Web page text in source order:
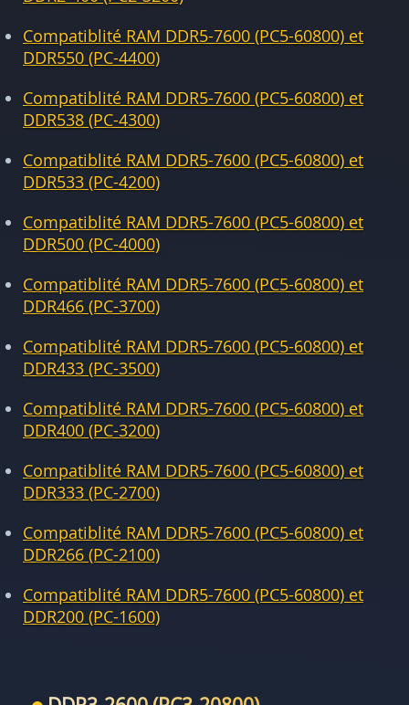
Compatiblité RAM DDR5-7600 (PC5-60800) et
DDR550 (PC-4400)
Compatiblité RAM DDR5-7600 (PC5-60800) et
DDR538 (PC-4300)
Compatiblité RAM DDR5-7600 (PC5-60800) et
DDR533 (PC-4200)
Compatiblité RAM DDR5-7600 (PC5-60800) et
DDR500 (PC-4000)
Compatiblité RAM DDR5-7600 (PC5-60800) et
DDR466 (PC-3700)
Compatiblité RAM DDR5-7600 (PC5-60800) et
DDR433 (PC-3500)
Compatiblité RAM DDR5-7600 (PC5-60800) et
DDR400 (PC-3200)
Compatiblité RAM DDR5-7600 (PC5-60800) et
DDR333 (PC-2700)
Compatiblité RAM DDR5-7600 (PC5-60800) et
DDR266 (PC-2100)
Compatiblité RAM DDR5-7600 (PC5-60800) et
DDR200 (PC-1600)